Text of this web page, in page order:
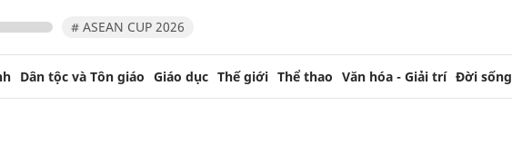
# ASEAN CUP 2026
Dân tộc và Tôn giáo Giáo dục Thế giới Thể thao Văn hóa - Giải trí Đời sống